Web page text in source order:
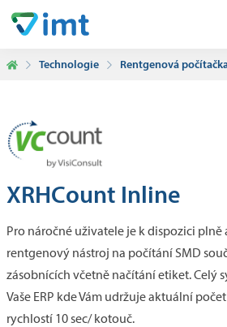
Technologie Rentgenová
XRHCount Inline
Pro náročné uživatele je k dispozici
rentgenový nástroj na počítání SMD
zásobnících včetně načítání etiket. Celý
Vaše ERP kde Vám udržuje aktuální
rychlostí 10 sec/ kotouč.